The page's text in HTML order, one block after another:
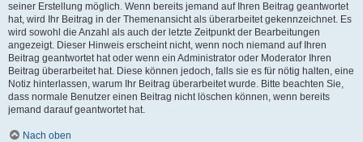
seiner Erstellung möglich. Wenn bereits jemand auf Ihren Beitrag geantwortet
hat, wird Ihr Beitrag in der Themenansicht als überarbeitet gekennzeichnet. Es
wird sowohl die Anzahl als auch der letzte Zeitpunkt der Bearbeitungen
angezeigt. Dieser Hinweis erscheint nicht, wenn noch niemand auf Ihren
Beitrag geantwortet hat oder wenn ein Administrator oder Moderator Ihren
Beitrag überarbeitet hat. Diese können jedoch, falls sie es für nötig halten, eine
Notiz hinterlassen, warum Ihr Beitrag überarbeitet wurde. Bitte beachten Sie,
dass normale Benutzer einen Beitrag nicht löschen können, wenn bereits
jemand darauf geantwortet hat.
Nach oben